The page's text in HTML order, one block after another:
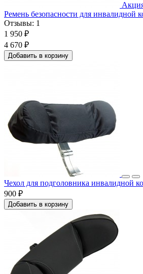
Ремень безопасности для инвалидной
Отзывы: 1
1 950 ₽
4 670 ₽
Добавить в корзину
Чехол для подголовника инвалидной
900 ₽
Добавить в корзину